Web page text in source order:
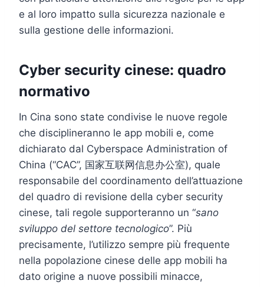
e al loro impatto sulla sicurezza nazionale e
sulla gestione delle informazioni.
Cyber security cinese: quadro
normativo
In Cina sono state condivise le nuove regole
che disciplineranno le app mobili e, come
dichiarato dal Cyberspace Administration of
China (“CAC”, 国家互联网信息办公室), quale
responsabile del coordinamento dell’attuazione
del quadro di revisione della cyber security
cinese, tali regole supporteranno un “sano
sviluppo del settore tecnologico”. Più
precisamente, l’utilizzo sempre più frequente
nella popolazione cinese delle app mobili ha
dato origine a nuove possibili minacce,